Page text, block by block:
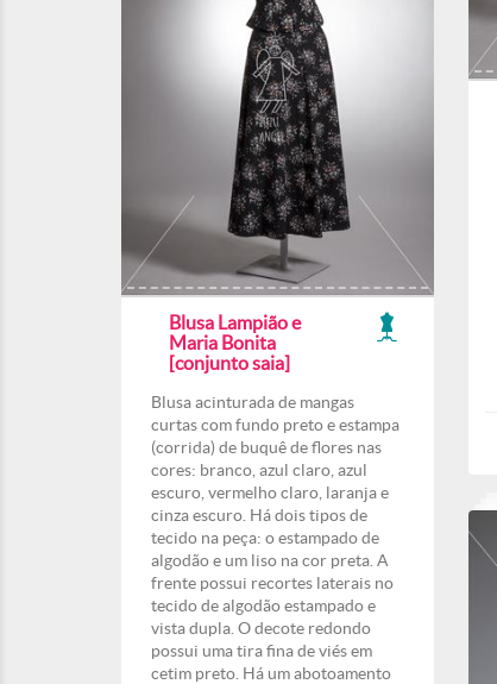
Blusa Lampião e
Maria Bonita
[conjunto saia]
Blusa acinturada de mangas
curtas com fundo preto e estampa
(corrida) de buquê de flores nas
cores: branco, azul claro, azul
escuro, vermelho claro, laranja e
cinza escuro. Há dois tipos de
tecido na peça: o estampado de
algodão e um liso na cor preta. A
frente possui recortes laterais no
tecido de algodão estampado e
vista dupla. O decote redondo
possui uma tira fina de viés em
cetim preto. Há um abotoamento